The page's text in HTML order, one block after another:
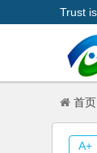
Trust
首页
A+